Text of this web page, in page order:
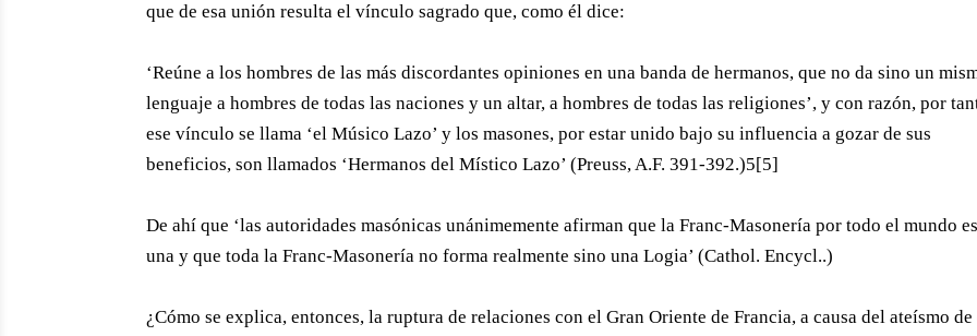
que de esa unión resulta el vínculo sagrado que, como él dice:
‘Reúne a los hombres de las más discordantes opiniones en una banda de hermanos, que no da sino un
lenguaje a hombres de todas las naciones y un altar, a hombres de todas las religiones’, y con razón, por
ese vínculo se llama ‘el Músico Lazo’ y los masones, por estar unido bajo su influencia a gozar de sus
beneficios, son llamados ‘Hermanos del Místico Lazo’ (Preuss, A.F. 391-392.)5[5]
De ahí que ‘las autoridades masónicas unánimemente afirman que la Franc-Masonería por todo el mundo es
una y que toda la Franc-Masonería no forma realmente sino una Logia’ (Cathol. Encycl..)
¿Cómo se explica, entonces, la ruptura de relaciones con el Gran Oriente de Francia, a causa del ateísmo de